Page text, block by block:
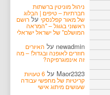
ניהול מוניטין ברשתות
חברתיות – טיפים | הבלוג
של מאור קפלנסקיעל רושם
ראשוני בגוגל – "המראה
המושלם" של ישראל ישראלי
newadmin על האיורים
חוזרים לאופנה ובגדול! – מה
זה אינפוגרפיקה?
Maor2323 על 6 טעויות
קריטיות של מחפשי עבודה
שעושים מיתוג אישי